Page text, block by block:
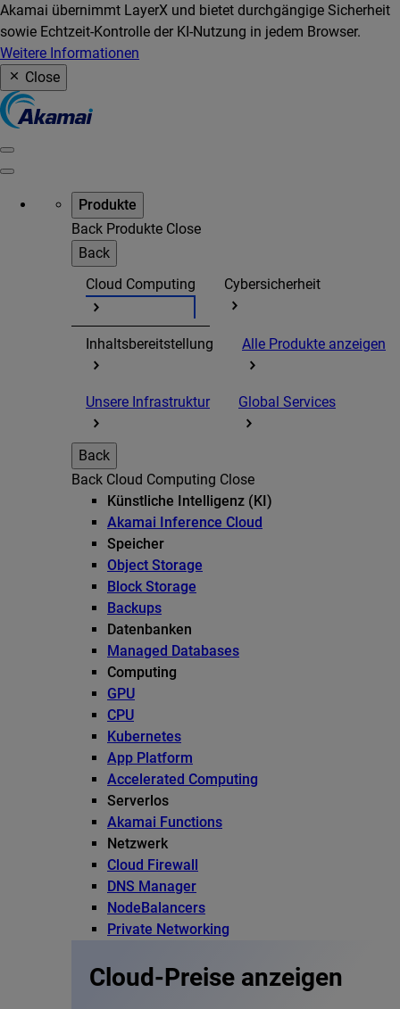
Akamai übernimmt LayerX und bietet durchgängige Sicherheit
sowie Echtzeit-Kontrolle der KI-Nutzung in jedem Browser.
Weitere Informationen
Close
Produkte
Back Produkte Close
Back
Cloud Computing
Cybersicherheit
Inhaltsbereitstellung Alle Produkte anzeigen
Unsere Infrastruktur Global Services
Back
Back Cloud Computing Close
Künstliche Intelligenz (KI)
Akamai Inference Cloud
Speicher
Object Storage
Block Storage
Backups
Datenbanken
Managed Databases
Computing
GPU
CPU
Kubernetes
App Platform
Accelerated Computing
Serverlos
Akamai Functions
Netzwerk
Cloud Firewall
DNS Manager
NodeBalancers
Private Networking
Cloud-Preise anzeigen